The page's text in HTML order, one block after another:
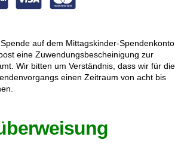
auf dem Mittagskinder-Spendenkonto
eine Zuwendungsbescheinigung zur
Wir bitten um Verständnis, dass wir für die
einen Zeitraum von acht bis